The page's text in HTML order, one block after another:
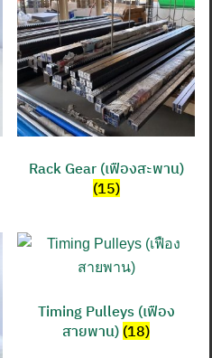
Rack Gear (เฟืองสะพาน)
(15)
Timing Pulleys (เฟือง
สายพาน) (18)